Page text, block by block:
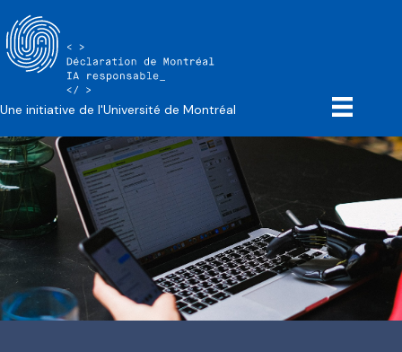
Une initiative de l'Université de Montréal